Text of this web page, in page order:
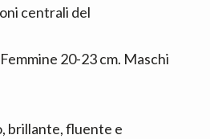
centrali del
20-23 cm. Maschi
brillante, fluente e